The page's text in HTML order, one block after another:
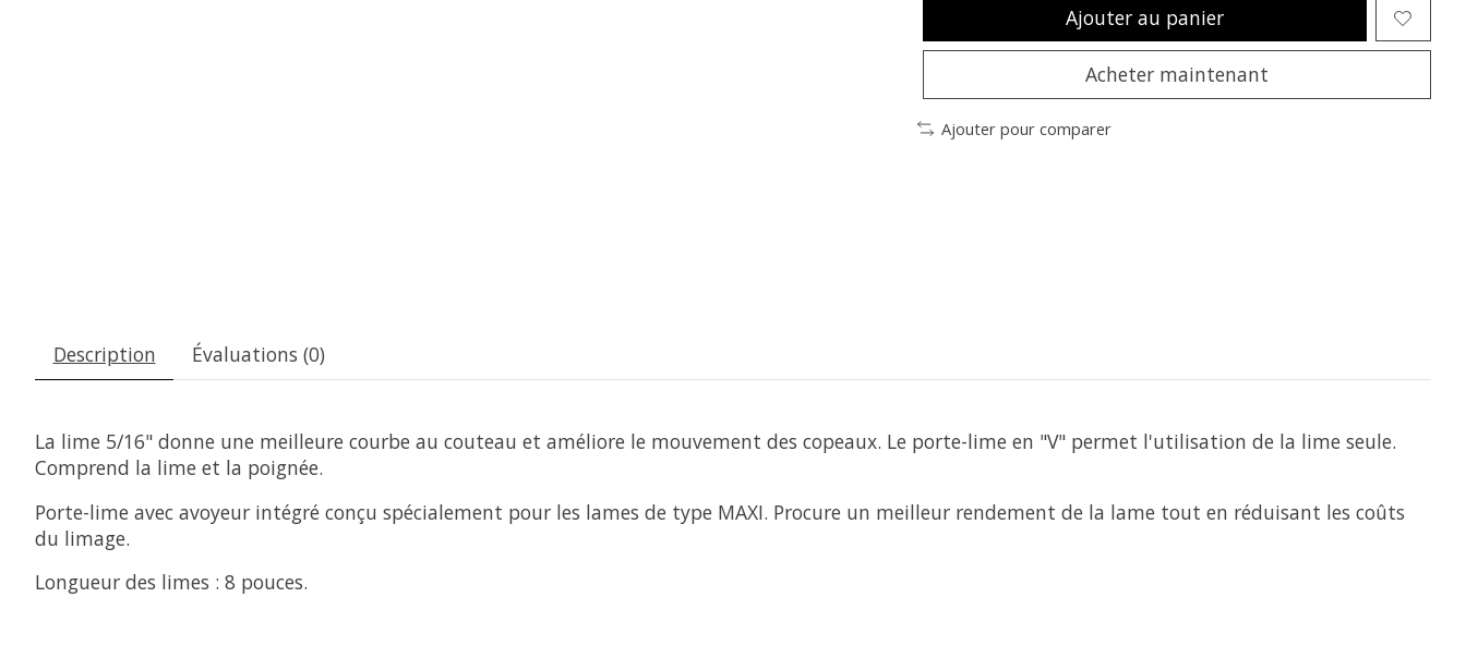
Ajouter au panier
Acheter maintenant
Ajouter pour comparer
Description Évaluations (0)
La lime 5/16" donne une meilleure courbe au couteau et améliore le mouvement des copeaux. Le porte-lime en "V" permet l'utilisation de la lime seule.
Comprend la lime et la poignée.
Porte-lime avec avoyeur intégré conçu spécialement pour les lames de type MAXI. Procure un meilleur rendement de la lame tout en réduisant les coûts
du limage.
Longueur des limes : 8 pouces.